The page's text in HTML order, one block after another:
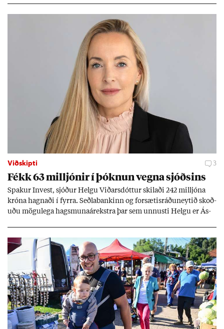
Viðskipti 3
Fékk 63 millj­ón­ir í þókn­un vegna sjóðs­ins
Spak­ur In­vest, sjóð­ur Helgu Við­ars­dótt­ur skil­aði 242 millj­óna
króna hagn­aði í fyrra. Seðla­bank­inn og for­sæt­is­ráðu­neyt­ið skoð­
uðu mögu­lega hags­muna­árekstra þar sem unnusti Helgu er Ás­